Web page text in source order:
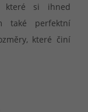
které si ihned
také perfektní
které činí